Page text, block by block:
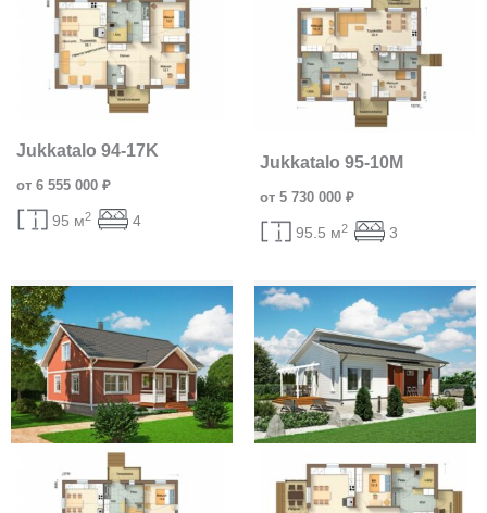
Jukkatalo 94-17K
от 6 555 000 ₽
95 м2 4
Jukkatalo 95-10M
от 5 730 000 ₽
95.5 м2 3